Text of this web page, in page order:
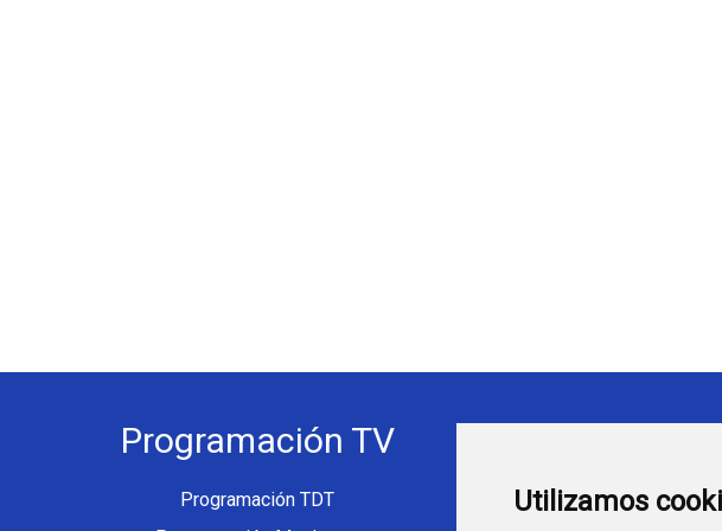
Utilizamos
Programación TV
Programación TDT
programatv.es